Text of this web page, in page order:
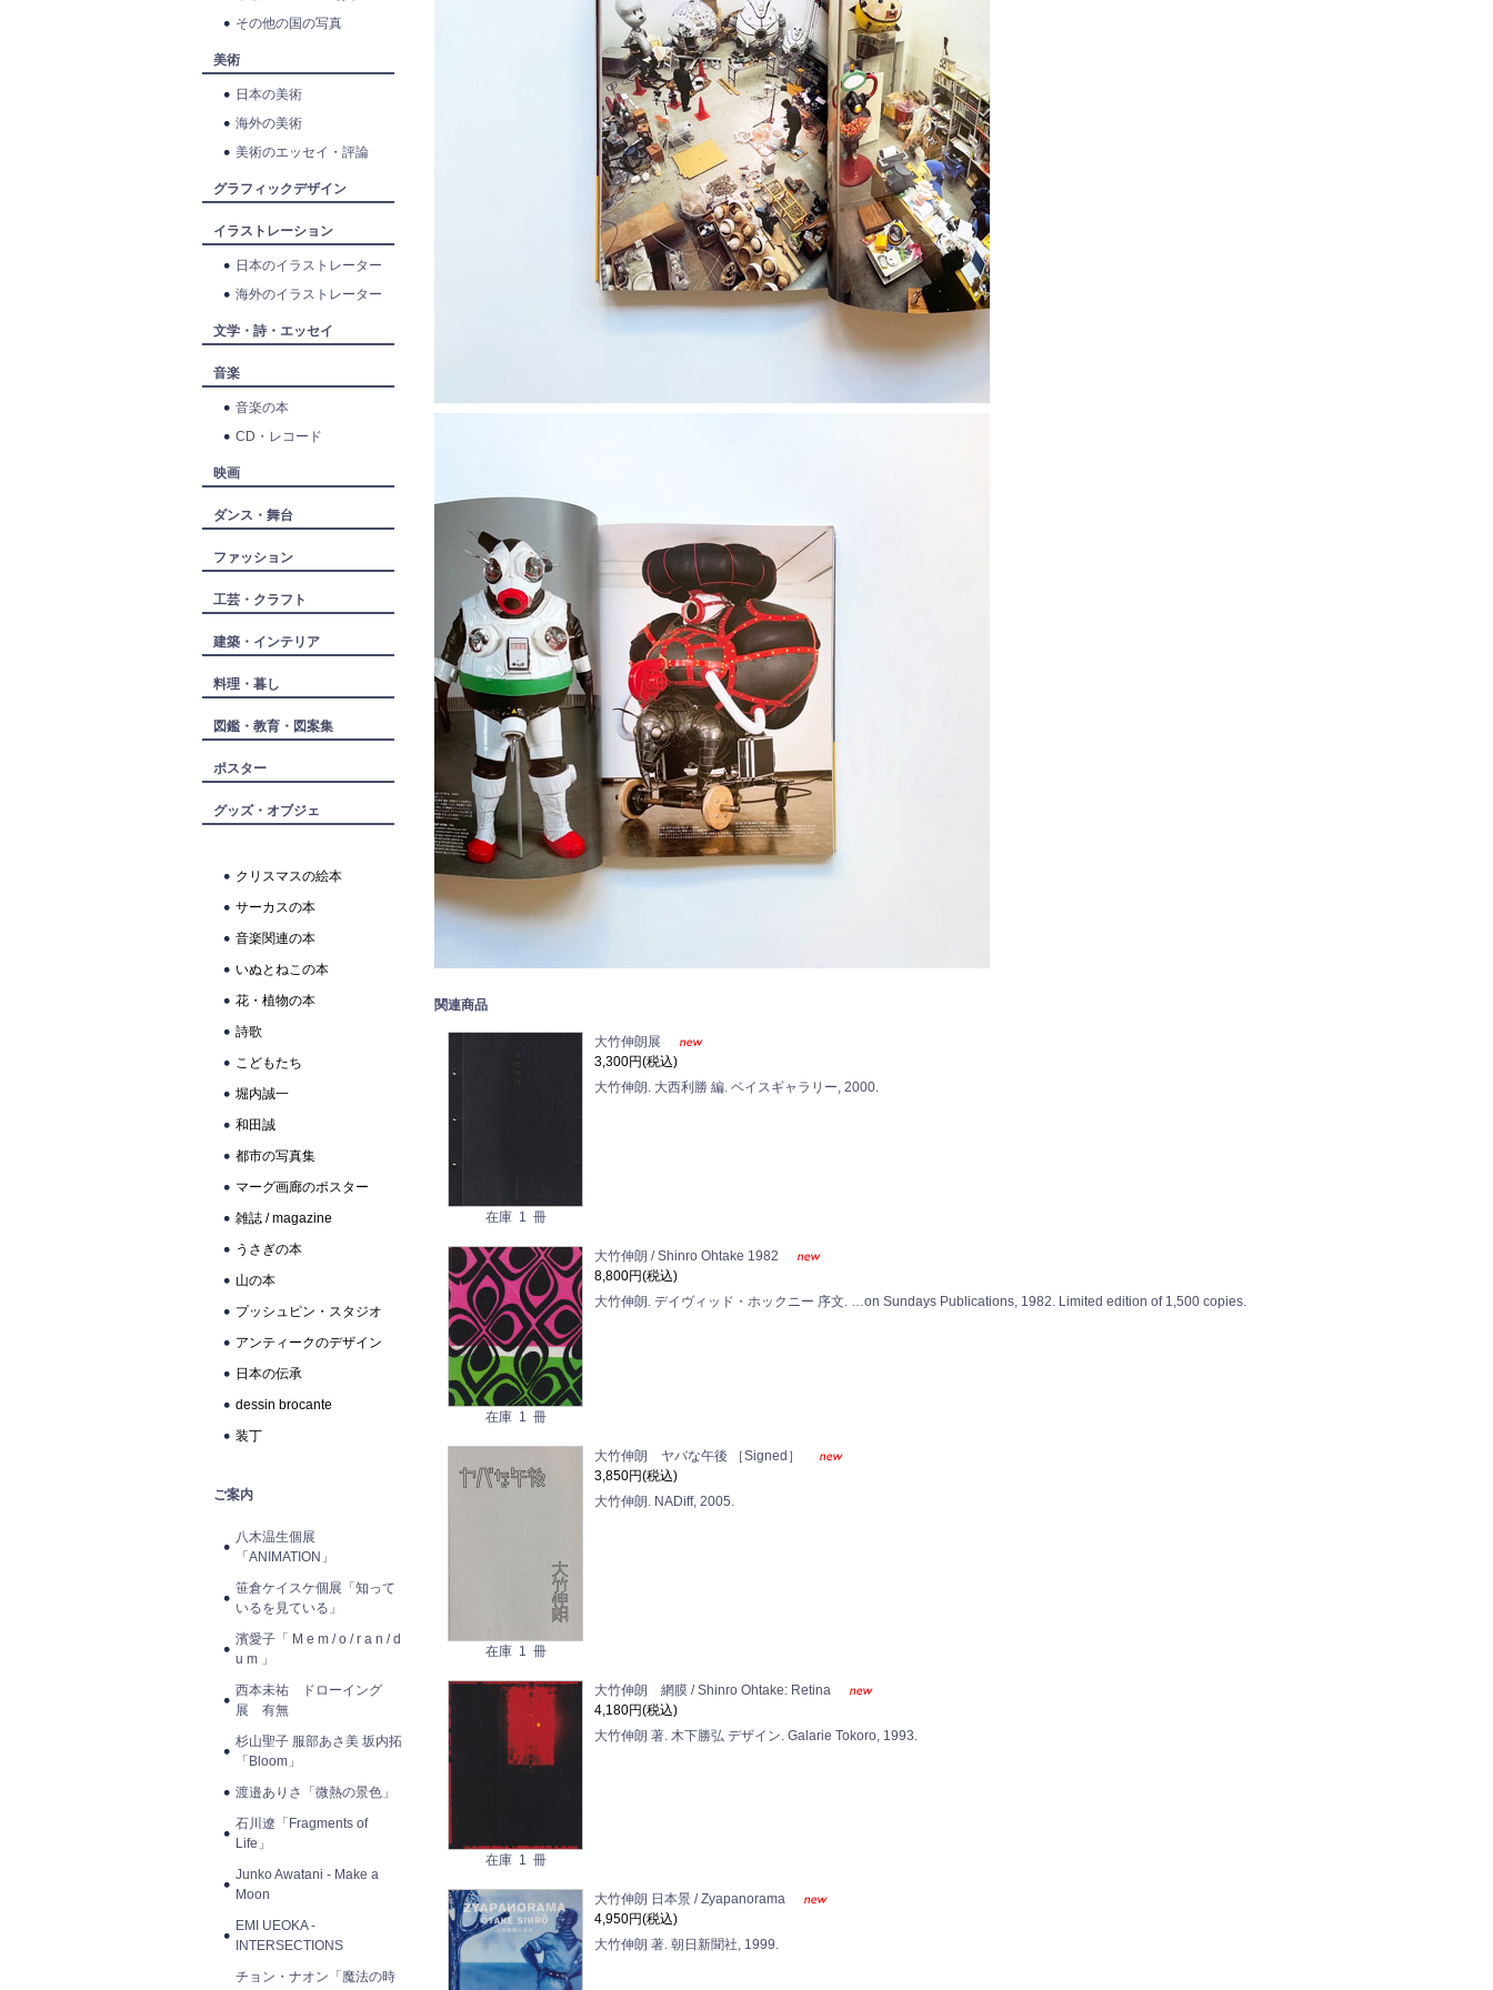
その他の国の写真
美術
日本の美術
海外の美術
美術のエッセイ・評論
グラフィックデザイン
イラストレーション
日本のイラストレーター
海外のイラストレーター
文学・詩・エッセイ
音楽
音楽の本
CD・レコード
映画
ダンス・舞台
ファッション
工芸・クラフト
建築・インテリア
料理・暮し
図鑑・教育・図案集
ポスター
グッズ・オブジェ
クリスマスの絵本
サーカスの本
音楽関連の本
いぬとねこの本
花・植物の本
詩歌
こどもたち
堀内誠一
和田誠
都市の写真集
マーグ画廊のポスター
雑誌 / magazine
うさぎの本
山の本
プッシュピン・スタジオ
アンティークのデザイン
日本の伝承
dessin brocante
装丁
ご案内
八木温生個展
「ANIMATION」
笹倉ケイスケ個展「知って
いるを見ている」
濱愛子「 M e m / o / r a n / d
u m 」
西本未祐 ドローイング
展 有無
杉山聖子 服部あさ美 坂内拓
「Bloom」
渡邉ありさ「微熱の景色」
石川遼「Fragments of
Life」
Junko Awatani - Make a
Moon
EMI UEOKA -
INTERSECTIONS
チョン・ナオン「魔法の時
関連商品
在庫 1 冊
大竹伸朗展
3,300円(税込)
大竹伸朗. 大西利勝 編. ベイスギャラリー, 2000.
在庫 1 冊
大竹伸朗 / Shinro Ohtake 1982
8,800円(税込)
大竹伸朗. デイヴィッド・ホックニー 序文. …on Sundays Publications, 1982. Limited edition of 1,500 copies.
在庫 1 冊
大竹伸朗 ヤバな午後 ［Signed］
3,850円(税込)
大竹伸朗. NADiff, 2005.
在庫 1 冊
大竹伸朗 網膜 / Shinro Ohtake: Retina
4,180円(税込)
大竹伸朗 著. 木下勝弘 デザイン. Galarie Tokoro, 1993.
大竹伸朗 日本景 / Zyapanorama
4,950円(税込)
大竹伸朗 著. 朝日新聞社, 1999.